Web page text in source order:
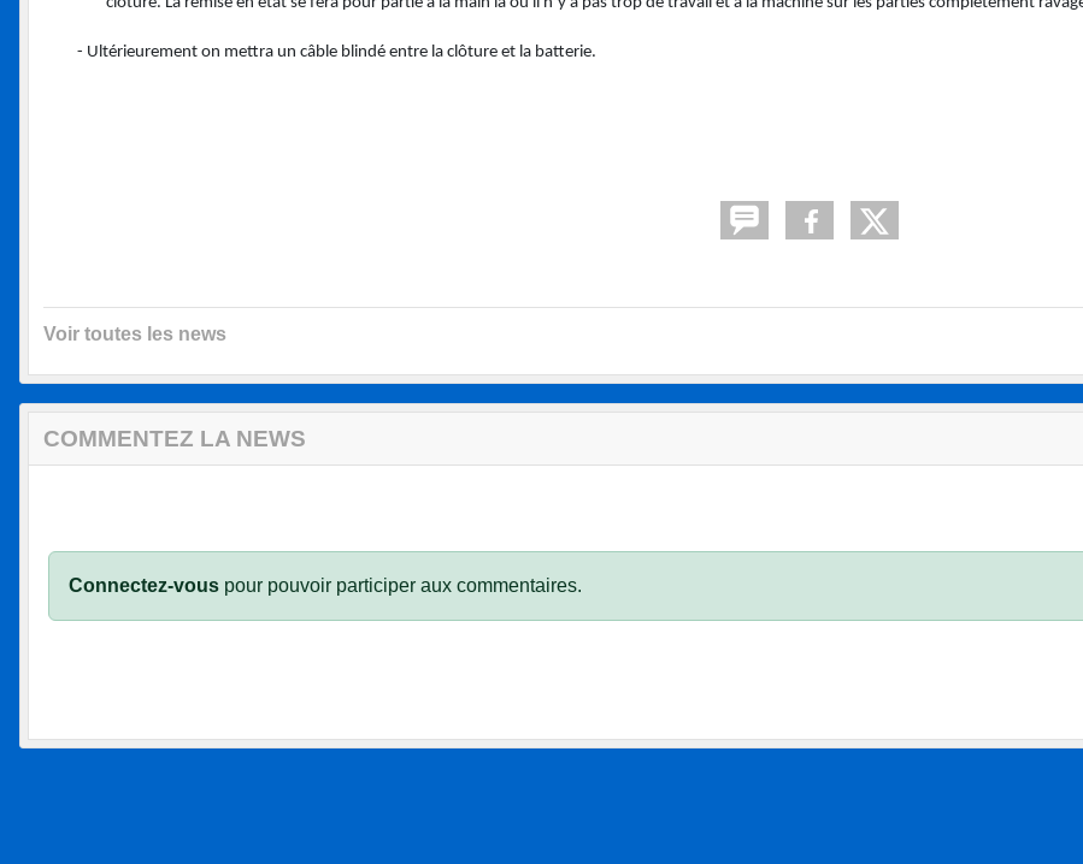
- Ultérieurement on mettra un câble blindé entre la clôture et la batterie.
Voir toutes les news
COMMENTEZ LA NEWS
Connectez-vous pour pouvoir participer aux commentaires.